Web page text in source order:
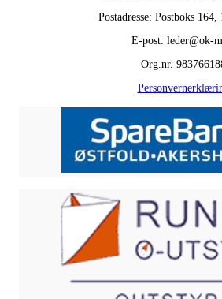
Postadresse: Postboks 164,
E-post: leder@ok-
Org.nr.